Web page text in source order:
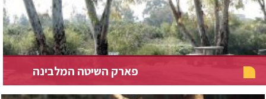
פארק השיטה המלבינה